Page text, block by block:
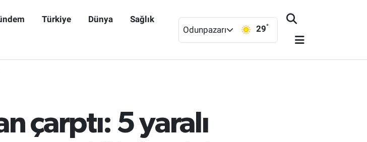
Türkiye Dünya Sağlık
Odunpazarı 29°
çarptı: 5 yaralı